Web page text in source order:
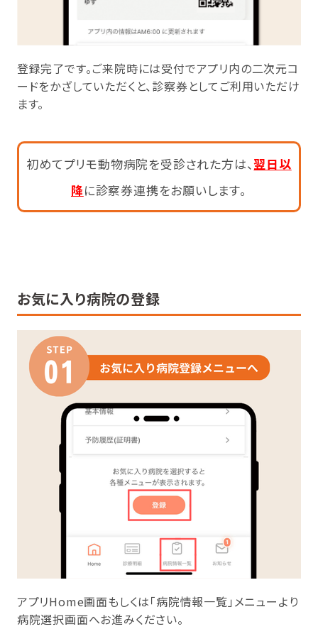
登録完了です。ご来院時には受付でアプリ内の二次元コ
ードをかざしていただくと、診察券としてご利用いただけ
ます。
初めてプリモ動物病院を受診された方は、翌日以
降に診察券連携をお願いします。
お気に入り病院の登録
アプリHome画面もしくは「病院情報一覧」メニューより
病院選択画面へお進みください。